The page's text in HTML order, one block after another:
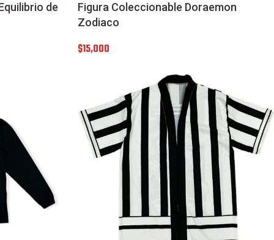
de
Figura Coleccionable Doraemon
Zodiaco
$15,000